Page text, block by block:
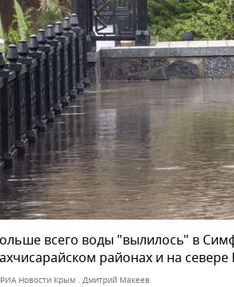
всего воды "вылилось" в
районах и на
Новости Крым . Дмитрий Макеев